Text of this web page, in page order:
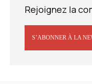
Rejoignez la
S’ABONNER À LA